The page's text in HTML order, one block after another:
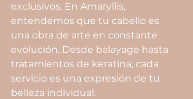
exclusivos. En Amaryllis,
entendemos que tu cabello es
una obra de arte en constante
evolución. Desde balayage hasta
tratamientos de keratina, cada
servicio es una expresión de tu
belleza individual.